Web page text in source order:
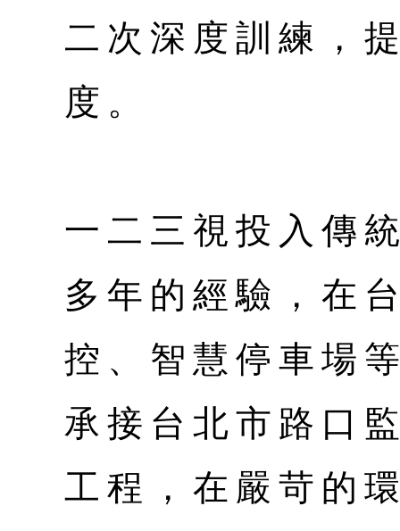
二次深度訓練，
度。
一二三視投入傳
多年的經驗，在
控、智慧停車場
承接台北市路口
工程，在嚴苛的